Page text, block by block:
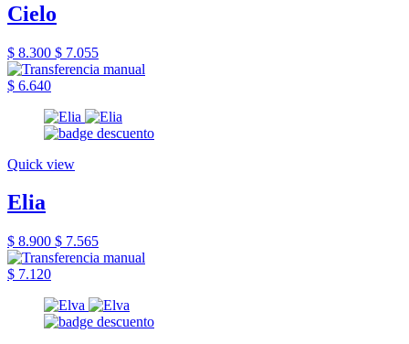
Cielo
$ 8.300 $ 7.055
$ 6.640
Quick view
Elia
$ 8.900 $ 7.565
$ 7.120